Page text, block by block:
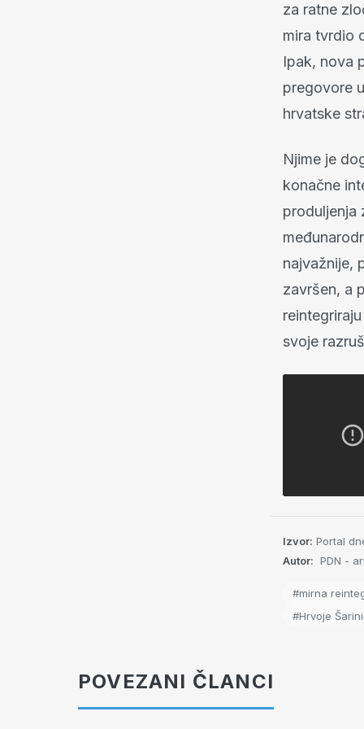
za ratne
mira tvrdio
Ipak, nova
pregovore
hrvatske
Njime je
konačne
produljenja
najvažnije,
završen, a
svoje
Izvor: Portal
Autor: PDN -
#mirna
#Hrvoje
POVEZANI ČLANCI